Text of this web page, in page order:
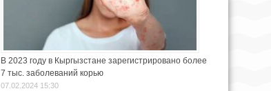
В 2023 году в Кыргызстане зарегистрировано более
7 тыс. заболеваний корью
07.02.2024 15:30